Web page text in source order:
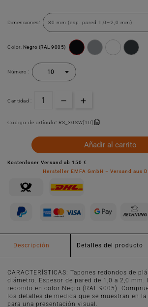
Dimensiones:
Color: Negro (RAL 9005)
Número :
Cantidad :
Código de artículo: RS_30SW[10]
Añadir al carrito
Kostenloser Versand ab 150 €
Hersteller EMFA GmbH – Versand aus
Descripción Detalles del producto
CARACTERÍSTICAS: Tapones redondos de
diámetro. Espesor de pared de 1,0 a 2,0 mm.
redondo en color Negro (RAL 9005).
los detalles de medida que se muestran en
para una presentación visual.